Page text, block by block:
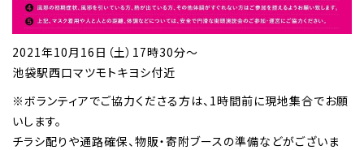
2021年10月16日（土）17時30分～
池袋駅西口マツモトキヨシ付近
※ボランティアでご協力くださる方は、1時間前に現地集合でお願
いします。
チラシ配りや通路確保、物販・寄附ブースの準備などがございま